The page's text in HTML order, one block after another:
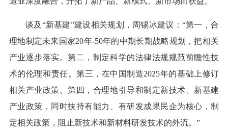
谈及“新基建”建设相关规划，周锡冰建议：“第一，合
理地制定未来国家20年-50年的中期长期战略规划，把相关
产业逐步落实。第二，制定科学的法律法规规范前瞻性技
术的伦理和责任。第三，在中国制造2025年的基础上修订
相关产业政策。第四，合理地引导和制定新技术、新基建
产业政策，同时扶持有能力、有研发成果民企为核心，制
定相关政策，阻止新技术和新材料研发技术的外流。”